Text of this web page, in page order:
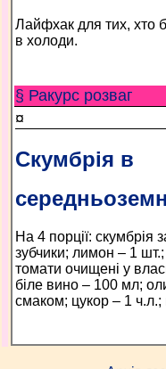
Лайфхак для тих, хто
в холоди.
§ Ракурс розваг
¤
Скумбрія в
На 4 порції:
зубчики; лимон – 1
томати очищені у
біле вино – 100 мл;
смаком; цукор – 1 ч.л.;